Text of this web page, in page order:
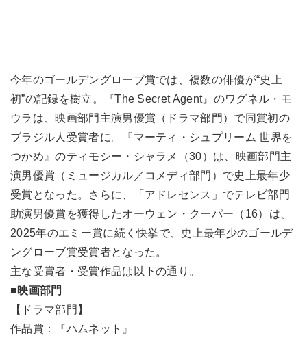
今年のゴールデングローブ賞では、複数の俳優が“史上
初”の記録を樹立。『The Secret Agent』のワグネル・モ
ウラは、映画部門主演男優賞（ドラマ部門）で同賞初の
ブラジル人受賞者に。『マーティ・シュプリーム 世界を
つかめ』のティモシー・シャラメ（30）は、映画部門主
演男優賞（ミュージカル／コメディ部門）で史上最年少
受賞となった。さらに、「アドレセンス」でテレビ部門
助演男優賞を獲得したオーウェン・クーパー（16）は、
2025年のエミー賞に続く快挙で、史上最年少のゴールデ
ングローブ賞受賞者となった。
主な受賞者・受賞作品は以下の通り。
■映画部門
【ドラマ部門】
作品賞：『ハムネット』